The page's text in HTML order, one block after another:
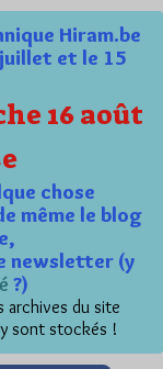
Hiram.be
et le 15
16 août
chose
même le blog
newsletter (y
?)
archives du site
sont stockés !